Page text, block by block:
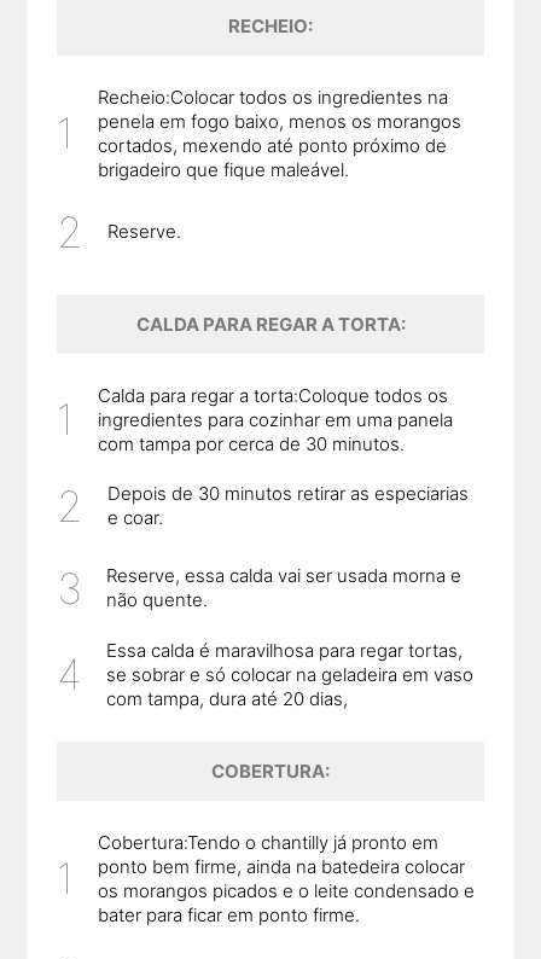
RECHEIO:
Recheio:Colocar todos os ingredientes na
penela em fogo baixo, menos os morangos
cortados, mexendo até ponto próximo de
brigadeiro que fique maleável.
Reserve.
CALDA PARA REGAR A TORTA:
Calda para regar a torta:Coloque todos os
ingredientes para cozinhar em uma panela
com tampa por cerca de 30 minutos.
Depois de 30 minutos retirar as especiarias
e coar.
Reserve, essa calda vai ser usada morna e
não quente.
Essa calda é maravilhosa para regar tortas,
se sobrar e só colocar na geladeira em vaso
com tampa, dura até 20 dias,
COBERTURA:
Cobertura:Tendo o chantilly já pronto em
ponto bem firme, ainda na batedeira colocar
os morangos picados e o leite condensado e
bater para ficar em ponto firme.